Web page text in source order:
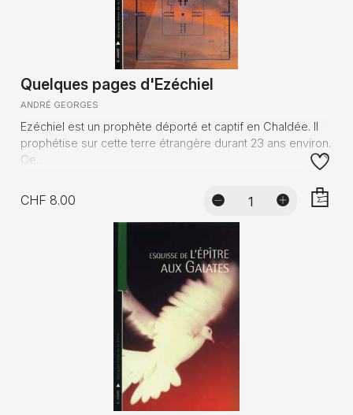
Quelques pages d'Ezéchiel
ANDRÉ GEORGES
Ezéchiel est un prophète déporté et captif en Chaldée. Il
prophétise sur cette terre étrangère durant 23 ans environ.
Ce...
CHF 8.00